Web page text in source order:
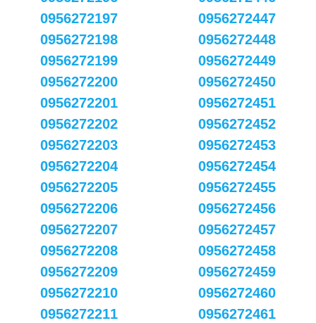
0956272197
0956272198
0956272199
0956272200
0956272201
0956272202
0956272203
0956272204
0956272205
0956272206
0956272207
0956272208
0956272209
0956272210
0956272211
0956272447
0956272448
0956272449
0956272450
0956272451
0956272452
0956272453
0956272454
0956272455
0956272456
0956272457
0956272458
0956272459
0956272460
0956272461